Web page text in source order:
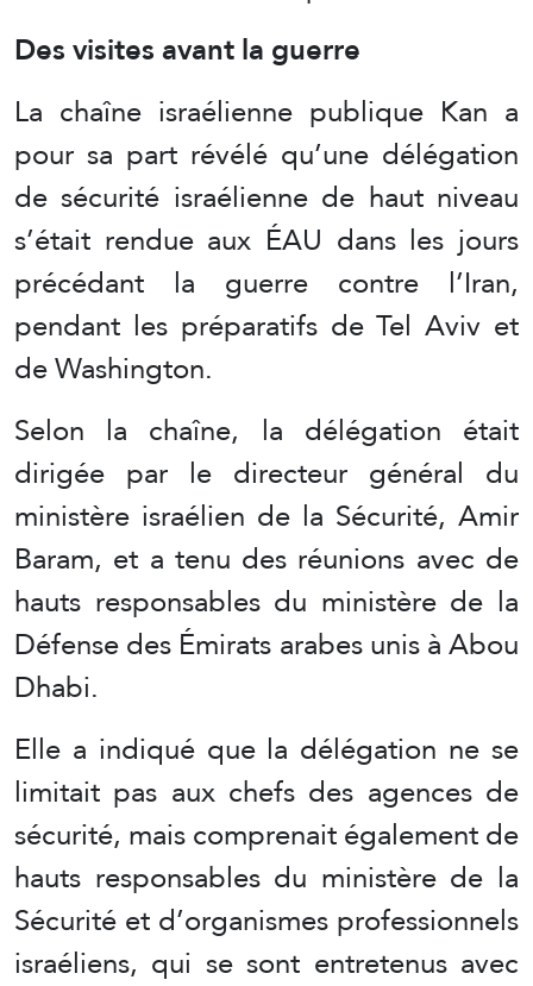
Des visites avant la guerre
La chaîne israélienne publique Kan a
pour sa part révélé qu’une délégation
de sécurité israélienne de haut niveau
s’était rendue aux ÉAU dans les jours
précédant la guerre contre l’Iran,
pendant les préparatifs de Tel Aviv et
de Washington.
Selon la chaîne, la délégation était
dirigée par le directeur général du
ministère israélien de la Sécurité, Amir
Baram, et a tenu des réunions avec de
hauts responsables du ministère de la
Défense des Émirats arabes unis à Abou
Dhabi.
Elle a indiqué que la délégation ne se
limitait pas aux chefs des agences de
sécurité, mais comprenait également de
hauts responsables du ministère de la
Sécurité et d’organismes professionnels
israéliens, qui se sont entretenus avec